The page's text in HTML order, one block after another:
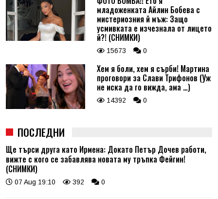
младоженката Айлин Бобева с
мистериозния й мъж: Защо
усмивката е изчезнала от лицето
й?! (СНИМКИ)
15673 0
Хем я боли, хем я сърби! Мартина
проговори за Слави Трифонов (Уж
не иска да го вижда, ама …)
14392 0
ПОСЛЕДНИ
Ще търси друга като Ирмена: Докато Петър Дочев работи,
вижте с кого се забавлява новата му тръпка Фейгин!
(СНИМКИ)
07 Aug 19:10 392 0